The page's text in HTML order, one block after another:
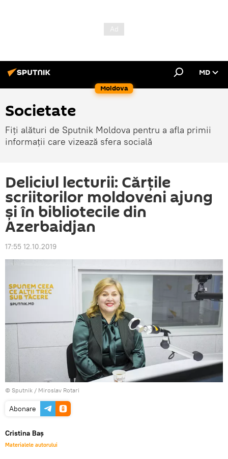
Moldova
MD
Societate
Fiți alături de Sputnik Moldova pentru a afla primii
informații care vizează sfera socială
Deliciul lecturii: Cărțile
scriitorilor moldoveni ajung
și în bibliotecile din
Azerbaidjan
17:55 12.10.2019
© Sputnik / Miroslav Rotari
Abonare
Cristina Baș
Materialele autorului